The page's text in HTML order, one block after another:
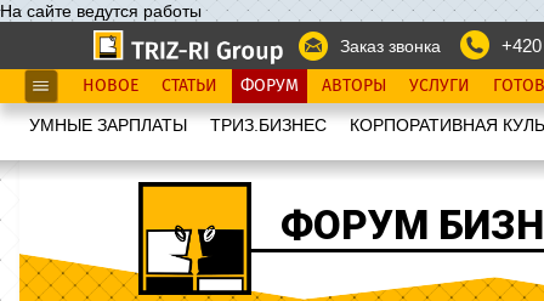
На сайте ведутся работы
Заказ звонка
НОВОЕ СТАТЬИ ФОРУМ АВТОРЫ УСЛУГИ
УМНЫЕ ЗАРПЛАТЫ ТРИЗ.БИЗНЕС КОРПОРАТИВНАЯ
ФОРУМ